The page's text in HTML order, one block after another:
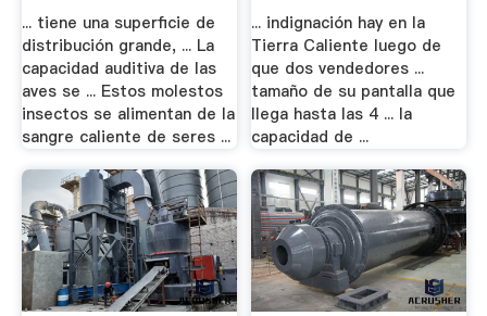
... tiene una superficie de
distribución grande, ... La
capacidad auditiva de las
aves se ... Estos molestos
insectos se alimentan de la
sangre caliente de seres ...
... indignación hay en la
Tierra Caliente luego de
que dos vendedores ...
tamaño de su pantalla que
llega hasta las 4 ... la
capacidad de ...